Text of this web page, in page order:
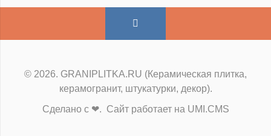
© 2026. GRANIPLITKA.RU (Керамическая плитка,
керамогранит, штукатурки, декор).
Сделано с ❤. Сайт работает на UMI.CMS